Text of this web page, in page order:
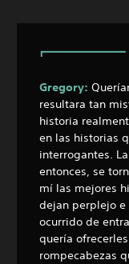
Gregory:
resultara tan
historia
en las historias
interrogantes.
entonces, se
mí las mejores
dejan perplejo e
ocurrido de
quería
rompecabezas